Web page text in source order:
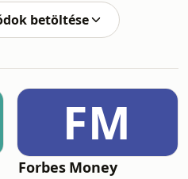
betöltése
FM
Forbes Money